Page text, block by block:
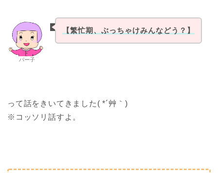
パー子
【繁忙期、ぶっちゃけみんなどう？】
って話をきいてきました( *´艸｀)
※コッソリ話すよ。